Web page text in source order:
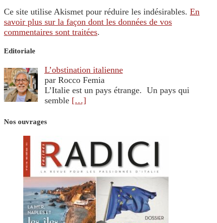
Ce site utilise Akismet pour réduire les indésirables. En
savoir plus sur la façon dont les données de vos
commentaires sont traitées.
Editoriale
L’obstination italienne
par Rocco Femia
L’Italie est un pays étrange. Un pays qui
semble […]
Nos ouvrages